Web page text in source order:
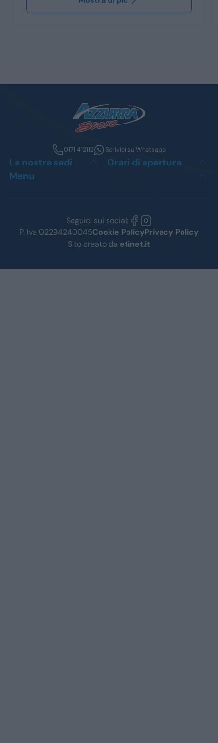
0171 412112 Scrivici su Whatsapp
Le nostre sedi
Orari di apertura
Menu
Seguici sui social:
P. Iva 02294240045Cookie PolicyPrivacy Policy
Sito creato da etinet.it